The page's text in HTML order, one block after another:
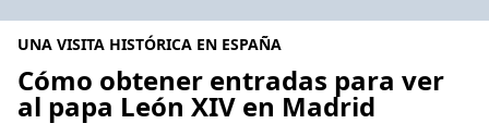
UNA VISITA HISTÓRICA EN ESPAÑA
Cómo obtener entradas para ver
al papa León XIV en Madrid